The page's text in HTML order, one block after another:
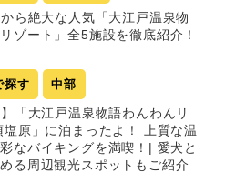
ら絶大な人気「大江戸温泉物
ゾート」全5施設を徹底紹介！
探す 中部
「大江戸温泉物語わんわんリ
塩原」に泊まったよ！ 上質な温
なバイキングを満喫！| 愛犬と
る周辺観光スポットもご紹介